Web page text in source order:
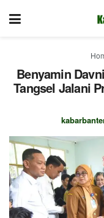
Benyamin
Tangsel Jalani